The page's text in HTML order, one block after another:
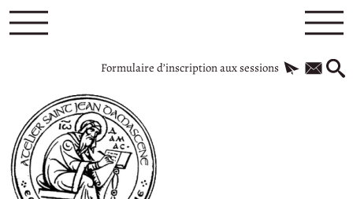
Formulaire d’inscription aux sessions